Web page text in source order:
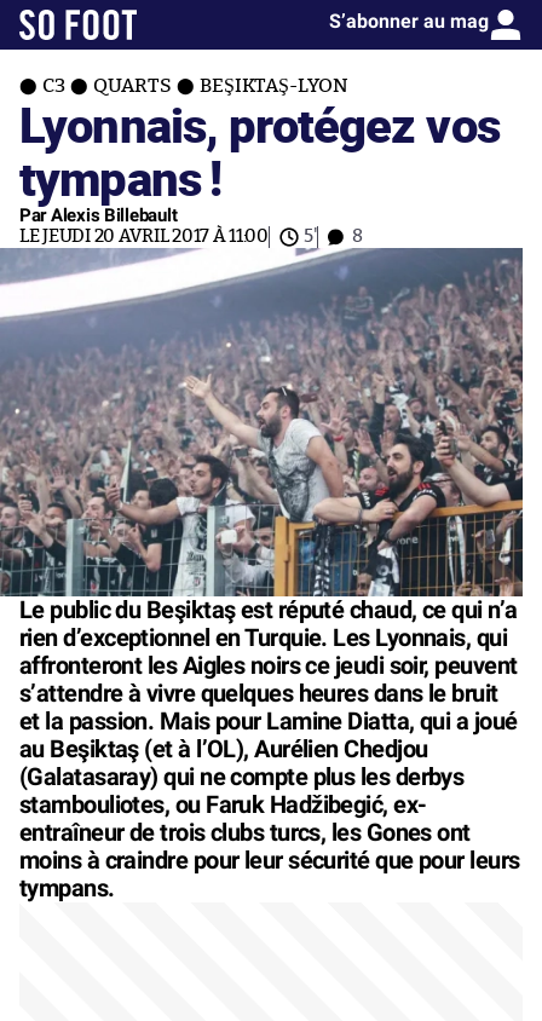
S’abonner au mag
C3 QUARTS BEŞIKTAŞ-LYON
Lyonnais, protégez vos
tympans !
Par Alexis Billebault
LE JEUDI 20 AVRIL 2017 À 11:00 5' 8
Le public du Beşiktaş est réputé chaud, ce qui n’a
rien d’exceptionnel en Turquie. Les Lyonnais, qui
affronteront les Aigles noirs ce jeudi soir, peuvent
s’attendre à vivre quelques heures dans le bruit
et la passion. Mais pour Lamine Diatta, qui a joué
au Beşiktaş (et à l’OL), Aurélien Chedjou
(Galatasaray) qui ne compte plus les derbys
stambouliotes, ou Faruk Hadžibegić, ex-
entraîneur de trois clubs turcs, les Gones ont
moins à craindre pour leur sécurité que pour leurs
tympans.